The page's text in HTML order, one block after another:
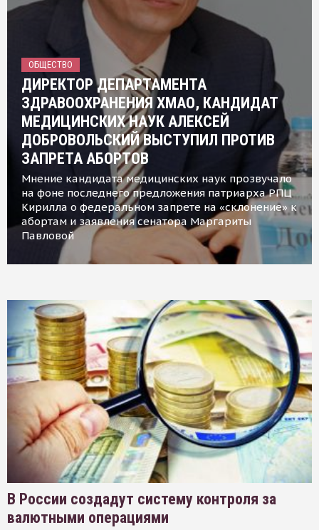
ОБЩЕСТВО
ДИРЕКТОР ДЕПАРТАМЕНТА
ЗДРАВООХРАНЕНИЯ ХМАО, КАНДИДАТ
МЕДИЦИНСКИХ НАУК АЛЕКСЕЙ
ДОБРОВОЛЬСКИЙ ВЫСТУПИЛ ПРОТИВ
ЗАПРЕТА АБОРТОВ
Мнение кандидата медицинских наук прозвучало
на фоне последнего предложения патриарха РПЦ
Кирилла о федеральном запрете на «склонение» к
абортам и заявления сенатора Маргариты
Павловой
В России создадут систему контроля за
валютными операциями